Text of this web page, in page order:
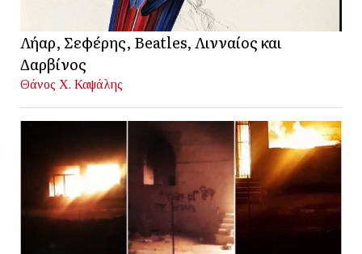
Λήαρ, Σεφέρης, Beatles, Λινναίος και
Δαρβίνος
Θάνος Χ. Καψάλης